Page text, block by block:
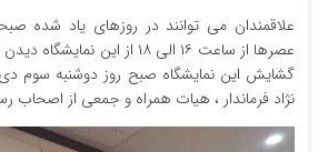
عصرها از ساعت ۱۶ الی ۱۸ از این
گشایش این نمایشگاه صبح روز دوشنبه سوم
نژاد فرماندار ، هیات همراه و جمعی از اصحاب